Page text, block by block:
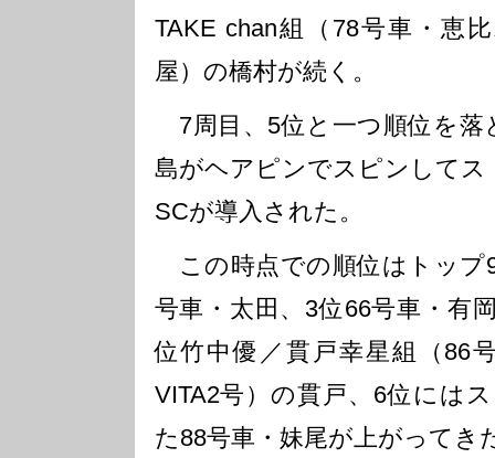
TAKE chan組（78号車・恵
屋）の橋村が続く。
7周目、5位と一つ順位を落
島がヘアピンでスピンして
SCが導入された。
この時点での順位はトップ
号車・太田、3位66号車・有
位竹中優／貫戸幸星組（86
VITA2号）の貫戸、6位には
た88号車・妹尾が上がってき